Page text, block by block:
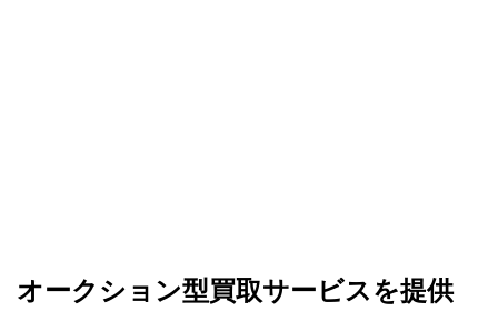
オークション型買取サービスを提供